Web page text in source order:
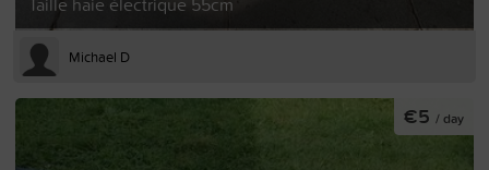
Michael D
€5 / day